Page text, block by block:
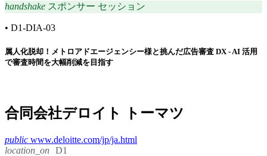
handshake スポンサー セッション
• D1-DIA-03
属人化脱却！メトロアドエージェンシー様と挑んだ広告審査 DX - AI 活用
で審査時間を大幅削減を目指す
合同会社デロイト トーマツ
public www.deloitte.com/jp/ja.html
location_on D1